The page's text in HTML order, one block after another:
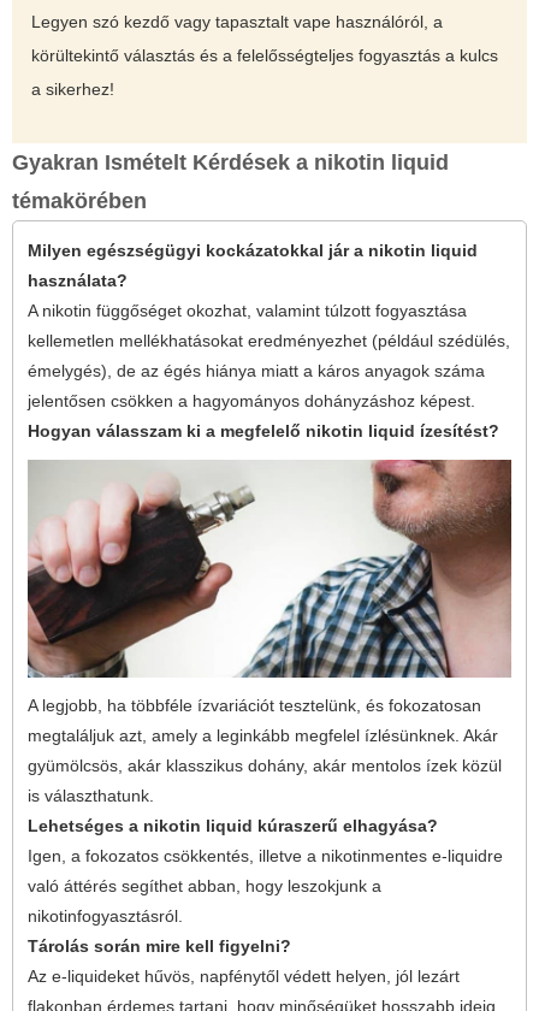
Legyen szó kezdő vagy tapasztalt vape használóról, a
körültekintő választás és a felelősségteljes fogyasztás a kulcs
a sikerhez!
Gyakran Ismételt Kérdések a nikotin liquid
témakörében
Milyen egészségügyi kockázatokkal jár a nikotin liquid
használata?
A nikotin függőséget okozhat, valamint túlzott fogyasztása
kellemetlen mellékhatásokat eredményezhet (például szédülés,
émelygés), de az égés hiánya miatt a káros anyagok száma
jelentősen csökken a hagyományos dohányzáshoz képest.
Hogyan válasszam ki a megfelelő nikotin liquid ízesítést?
A legjobb, ha többféle ízvariációt tesztelünk, és fokozatosan
megtaláljuk azt, amely a leginkább megfelel ízlésünknek. Akár
gyümölcsös, akár klasszikus dohány, akár mentolos ízek közül
is választhatunk.
Lehetséges a nikotin liquid kúraszerű elhagyása?
Igen, a fokozatos csökkentés, illetve a nikotinmentes e-liquidre
való áttérés segíthet abban, hogy leszokjunk a
nikotinfogyasztásról.
Tárolás során mire kell figyelni?
Az e-liquideket hűvös, napfénytől védett helyen, jól lezárt
flakonban érdemes tartani, hogy minőségüket hosszabb ideig